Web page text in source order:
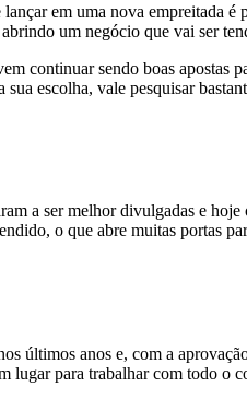
em uma nova empreitada
um negócio que vai ser
continuar sendo boas apostas
escolha, vale pesquisar
a ser melhor divulgadas e
o que abre muitas portas
últimos anos e, com a
lugar para trabalhar com todo o